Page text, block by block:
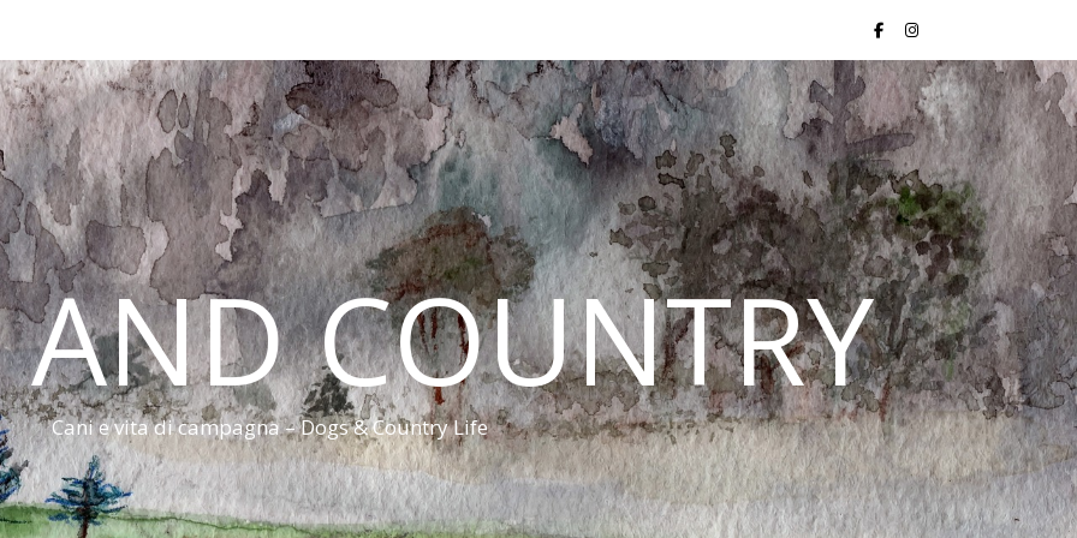
COUNTRY
Cani e vita di campagna – Dogs & Country Life